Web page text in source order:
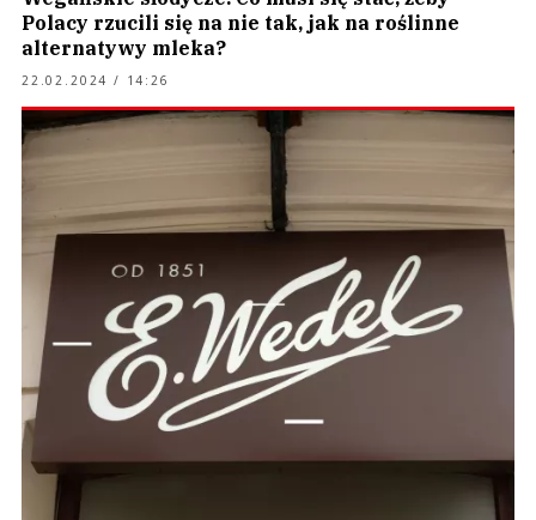
Polacy rzucili się na nie tak, jak na roślinne
alternatywy mleka?
22.02.2024 / 14:26